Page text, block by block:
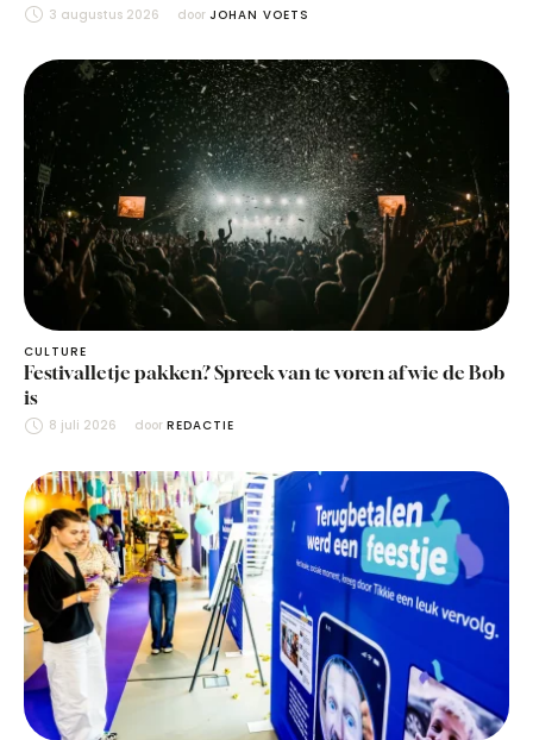
3 augustus 2026 door JOHAN VOETS
CULTURE
Festivalletje pakken? Spreek van te voren af wie de Bob
is
8 juli 2026 door REDACTIE